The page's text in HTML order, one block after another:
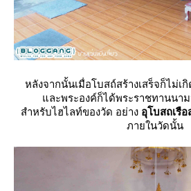
หลังจากนั้นเมื่อโบสถ์สร้างเสร็จก็ไม่เ
ละพระองค์ก็ได้พระราชทานนาม
สำหรับไฮไลท์ของวัด อย่าง อุโบสถเรื
ภายในวัดนั้น